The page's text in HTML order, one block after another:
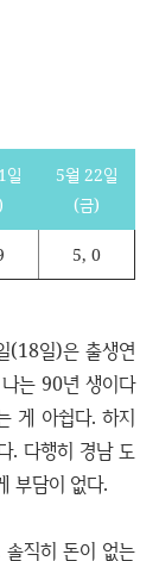
일
5월 22일
(금)
5, 0
(18일)은 출생연
는 90년 생이다
게 아쉽다. 하지
. 다행히 경남 도
부담이 없다.
직히 돈이 없는